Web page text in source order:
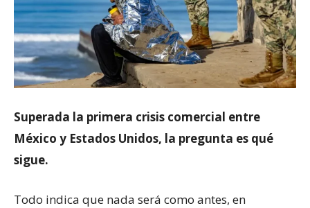
Superada la primera crisis comercial entre
México y Estados Unidos, la pregunta es qué
sigue.
Todo indica que nada será como antes, en